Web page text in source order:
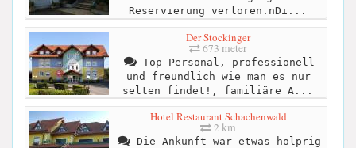
Reservierung verloren.nDi...
Der Stockinger
673 meter
Top Personal, professionell
und freundlich wie man es nur
selten findet!, familiäre A...
Hotel Restaurant Schachenwald
2 km
Die Ankunft war etwas holprig